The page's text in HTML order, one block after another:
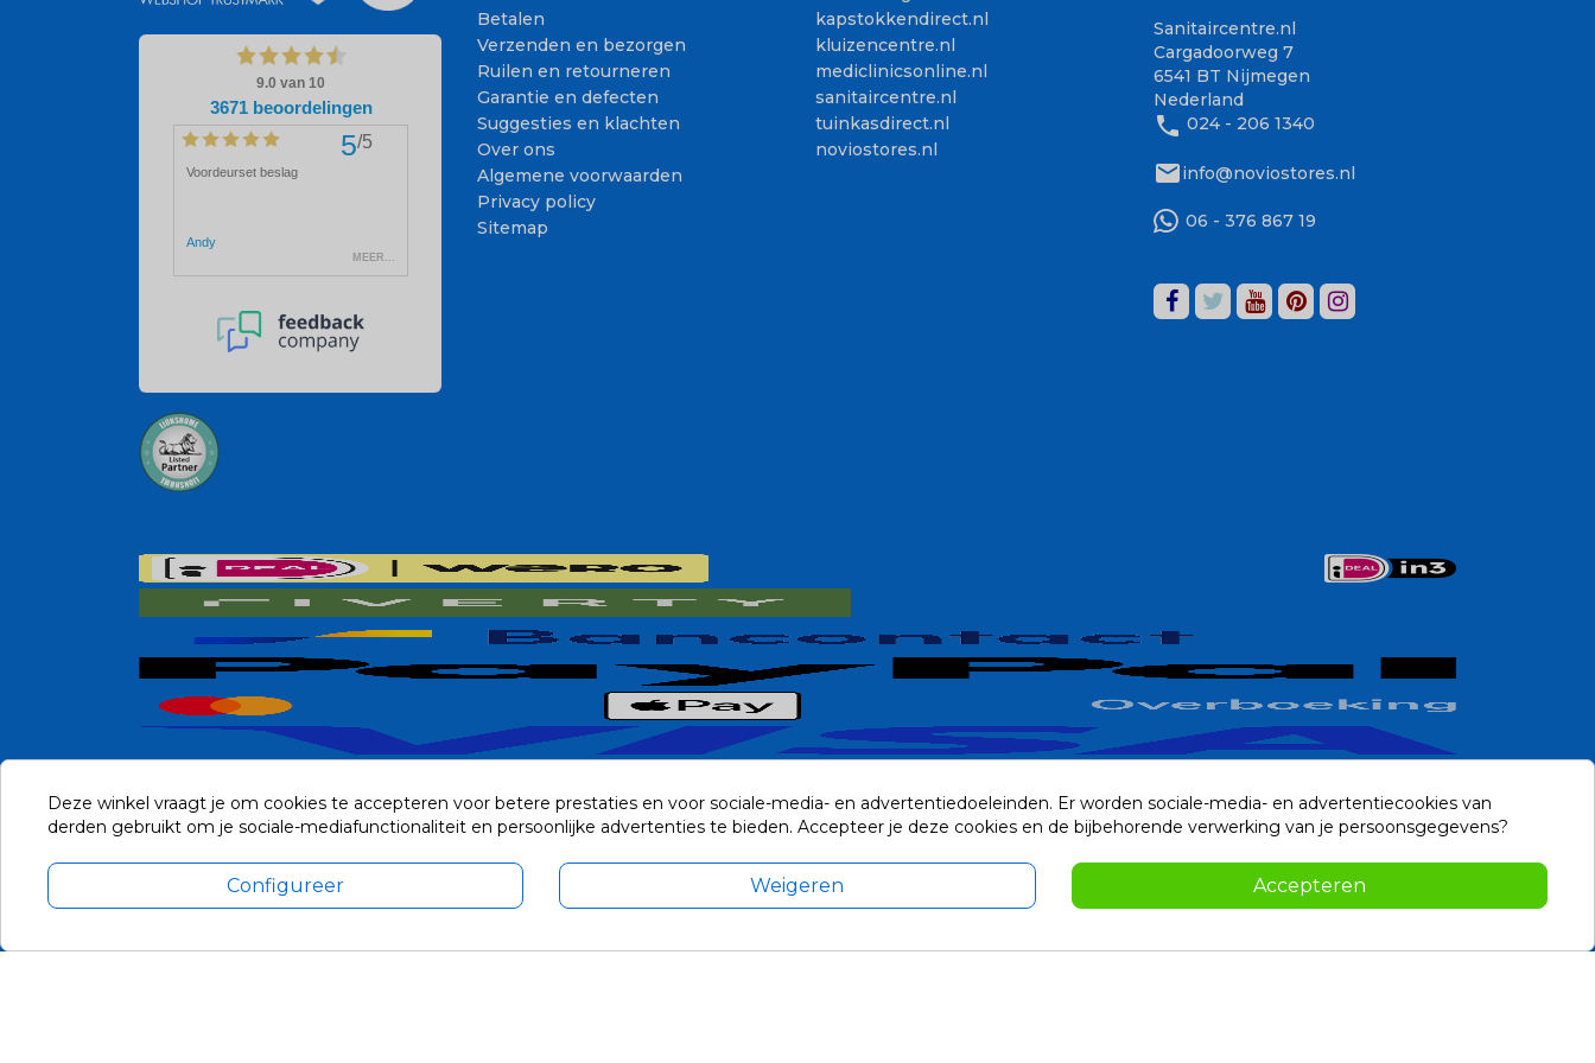
Betalen
Verzenden en bezorgen
Ruilen en retourneren
Garantie en defecten
Suggesties en klachten
Over ons
Algemene voorwaarden
Privacy policy
Sitemap
kapstokkendirect.nl
kluizencentre.nl
mediclinicsonline.nl
sanitaircentre.nl
tuinkasdirect.nl
noviostores.nl
Sanitaircentre.nl
Cargadoorweg 7
6541 BT Nijmegen
Nederland
phone 024 - 206 1340
mailinfo@noviostores.nl
06 - 376 867 19
Alle prijzen zijn in Euro, inclusief BTW en andere heffingen en exclusief eventuele verzendkosten.
© 2014-2026 Noviostores.nl. Alle rechten voorbehouden.
Deze winkel vraagt je om cookies te accepteren voor betere prestaties en voor sociale-media- en advertentiedoeleinden. Er worden sociale-media- en advertentiecookies van
derden gebruikt om je sociale-mediafunctionaliteit en persoonlijke advertenties te bieden. Accepteer je deze cookies en de bijbehorende verwerking van je persoonsgegevens?
Configureer Weigeren Accepteren